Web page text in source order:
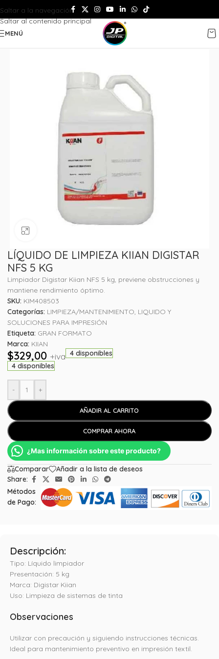
Saltar a la navegación
Saltar al contenido principal
MENÚ
LÍQUIDO DE LIMPIEZA KIIAN DIGISTAR
NFS 5 KG
Limpiador Digistar Kiian NFS 5 kg, previene obstrucciones y
mantiene rendimiento óptimo.
SKU: KIM408503
Categorías: LIMPIEZA/MANTENIMIENTO, LIQUIDO Y
SOLUCIONES PARA IMPRESIÓN
Etiqueta: GRAN FORMATO
Marca: KIIAN
$329,00 +iva 4 disponibles
4 disponibles
- +
AÑADIR AL CARRITO
COMPRAR AHORA
¿Mas información sobre este producto?
Comparar
Añadir a la lista de deseos
Share:
Métodos
de Pago:
Descripción:
Tipo: Líquido limpiador
Presentación: 5 kg
Marca: Digistar Kiian
Uso: Limpieza de sistemas de tinta
Observaciones
Utilizar con precaución y siguiendo instrucciones técnicas.
Ideal para mantenimiento preventivo en impresión textil.